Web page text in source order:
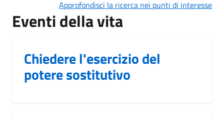
Approfondisci la ricerca nei punti di interesse
Eventi della vita
Chiedere l'esercizio del
potere sostitutivo